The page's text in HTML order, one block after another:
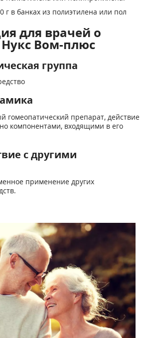
г в банках из полиэтилена или пол
для врачей о
Вом-плюс
группа
гомеопатический препарат, действие
компонентами, входящими в его
с другими
применение других